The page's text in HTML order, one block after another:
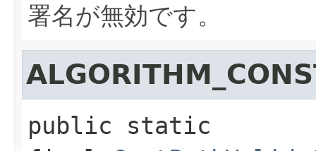
署名が無効です。
public static